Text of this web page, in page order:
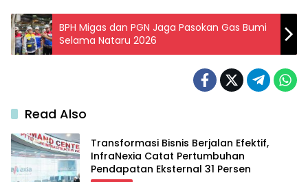
BPH Migas dan PGN Jaga Pasokan Gas Bumi
Selama Nataru 2026
Read Also
Transformasi Bisnis Berjalan Efektif,
InfraNexia Catat Pertumbuhan
Pendapatan Eksternal 31 Persen